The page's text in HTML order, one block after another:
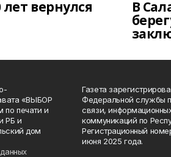
лет вернулся В
«ВЫБОР
по печати и
РБ и
дом
Газета
Федеральной службы
связи,
коммуникаций по
Регистрационный
июня 2025 года.